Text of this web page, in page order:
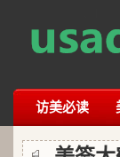
访美必读